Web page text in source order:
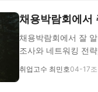
채용박람회에서
채용박람회에서 잘
조사와 네트워킹 전
취업고수 최민호04-17